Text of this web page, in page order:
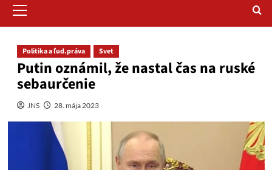
Menu
Politika a ľud.práva Svet
Putin oznámil, že nastal čas na ruské
sebaurčenie
JNS 28. mája 2023